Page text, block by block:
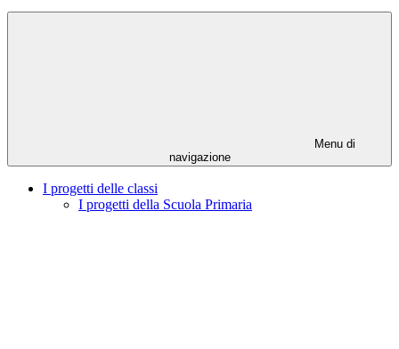
Menu di
navigazione
I progetti delle classi
I progetti della Scuola Primaria